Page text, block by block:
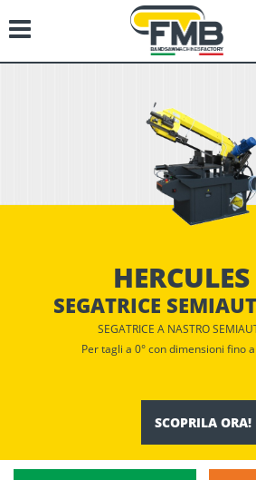
SEGATRICE
SEGATRICE A NASTRO
Per tagli a 0° con dimensioni fino
SCOPRILA ORA!